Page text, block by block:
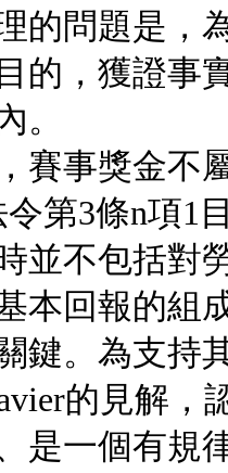
問題是，為
的，獲證事
。
事獎金不屬
第3條n項1
並不包括對
本回報的組
鍵。為支持
的見解
是一個有規